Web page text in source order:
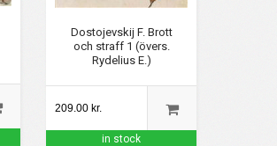
Dostojevskij F. Brott
och straff 1 (övers.
Rydelius E.)
209.00 kr.
in stock